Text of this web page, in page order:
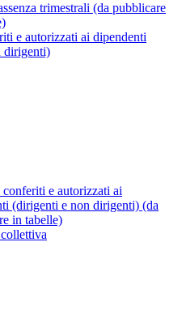
trimestrali (da pubblicare
e autorizzati ai dipendenti
dirigenti)
e autorizzati ai
(dirigenti e non dirigenti) (da
in tabelle)